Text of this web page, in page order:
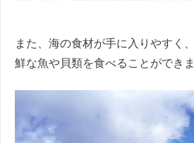
また、海の食材が手に入りやすく
鮮な魚や貝類を食べることができま